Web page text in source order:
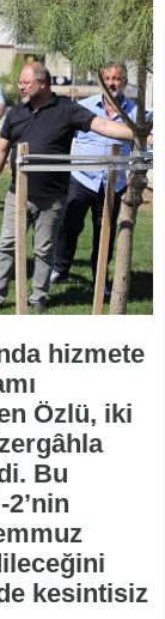
hizmete
Özlü, iki
Bu
kesintisiz